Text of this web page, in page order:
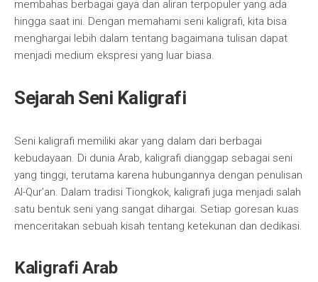
membahas berbagai gaya dan aliran terpopuler yang ada
hingga saat ini. Dengan memahami seni kaligrafi, kita bisa
menghargai lebih dalam tentang bagaimana tulisan dapat
menjadi medium ekspresi yang luar biasa.
Sejarah Seni Kaligrafi
Seni kaligrafi memiliki akar yang dalam dari berbagai
kebudayaan. Di dunia Arab, kaligrafi dianggap sebagai seni
yang tinggi, terutama karena hubungannya dengan penulisan
Al-Qur’an. Dalam tradisi Tiongkok, kaligrafi juga menjadi salah
satu bentuk seni yang sangat dihargai. Setiap goresan kuas
menceritakan sebuah kisah tentang ketekunan dan dedikasi.
Kaligrafi Arab